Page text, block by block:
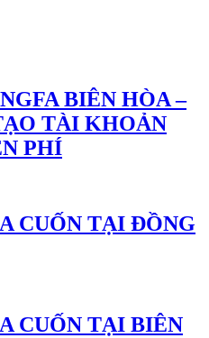
BIÊN HÒA –
TÀI KHOẢN
PHÍ
CUỐN TẠI ĐỒNG
CUỐN TẠI BIÊN